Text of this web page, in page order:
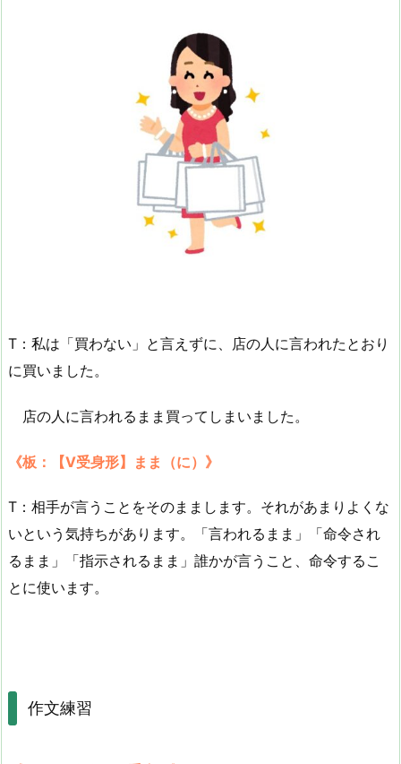
T：私は「買わない」と言えずに、店の人に言われたとおり
に買いました。
店の人に言われるまま買ってしまいました。
《板：【V受身形】まま（に）》
T：相手が言うことをそのままします。それがあまりよくな
いという気持ちがあります。「言われるまま」「命令され
るまま」「指示されるまま」誰かが言うこと、命令するこ
とに使います。
作文練習